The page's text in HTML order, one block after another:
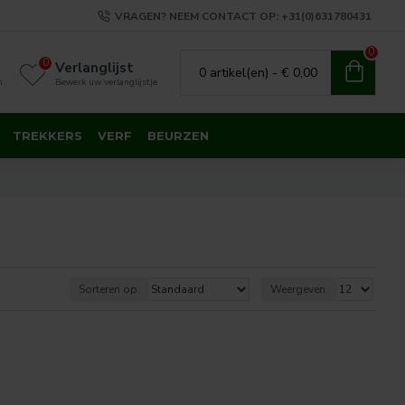
VRAGEN? NEEM CONTACT OP: +31(0)631780431
Verlanglijst
Bewerk uw verlanglijstje
0
0 artikel(en) - € 0,00
0
TREKKERS VERF BEURZEN
Sorteren op: Weergeven: